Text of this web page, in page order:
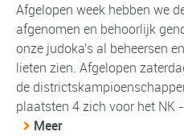
Afgelopen week hebben we
afgenomen en behoorlijk
onze judoka's al beheersen
lieten zien. Afgelopen
de
plaatsten 4 zich voor het NK
Meer